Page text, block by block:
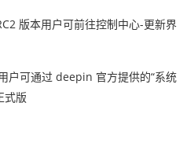
版本用户可前往控制中心-更新界
户可通过 deepin 官方提供的“系统
式版